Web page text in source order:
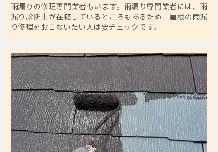
雨漏りの修理専門業者もいます。雨漏り専門業者には、雨
漏り診断士が在籍しているところもあるため、屋根の雨漏
り修理をおこないたい人は要チェックです。